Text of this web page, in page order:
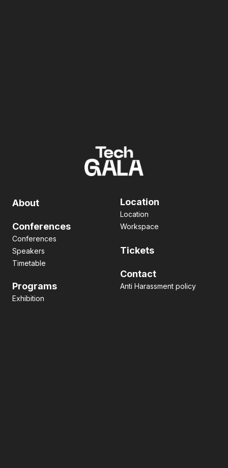
About
Conferences
Conferences
Speakers
Timetable
Programs
Exhibition
Location
Location
Workspace
Tickets
Contact
Anti Harassment policy